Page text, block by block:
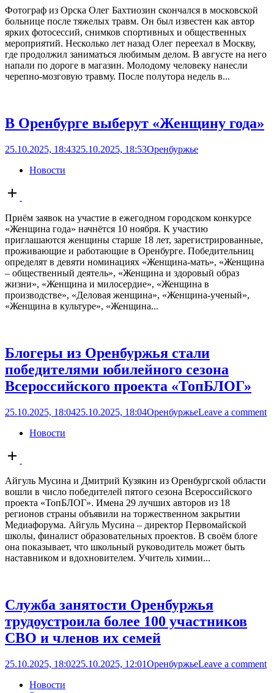
Фотограф из Орска Олег Бахтиозин скончался в московской
больнице после тяжелых травм. Он был известен как автор
ярких фотосессий, снимков спортивных и общественных
мероприятий. Несколько лет назад Олег переехал в Москву,
где продолжил заниматься любимым делом. В августе на него
напали по дороге в магазин. Молодому человеку нанесли
черепно-мозговую травму. После полутора недель в...
В Оренбурге выберут «Женщину года»
25.10.2025, 18:4325.10.2025, 18:53Оренбуржье
Новости
Open
post
Приём заявок на участие в ежегодном городском конкурсе
«Женщина года» начнётся 10 ноября. К участию
приглашаются женщины старше 18 лет, зарегистрированные,
проживающие и работающие в Оренбурге. Победительниц
определят в девяти номинациях «Женщина-мать», «Женщина
– общественный деятель», «Женщина и здоровый образ
жизни», «Женщина и милосердие», «Женщина в
производстве», «Деловая женщина», «Женщина-ученый»,
«Женщина в культуре», «Женщина...
Блогеры из Оренбуржья стали
победителями юбилейного сезона
Всероссийского проекта «ТопБЛОГ»
25.10.2025, 18:0425.10.2025, 18:04ОренбуржьеLeave a comment
Новости
Open
post
Айгуль Мусина и Дмитрий Кузякин из Оренбургской области
вошли в число победителей пятого сезона Всероссийского
проекта «ТопБЛОГ». Имена 29 лучших авторов из 18
регионов страны объявили на торжественном закрытии
Медиафорума. Айгуль Мусина – директор Первомайской
школы, финалист образовательных проектов. В своём блоге
она показывает, что школьный руководитель может быть
наставником и вдохновителем. Учитель химии...
Служба занятости Оренбуржья
трудоустроила более 100 участников
СВО и членов их семей
25.10.2025, 18:0225.10.2025, 12:01ОренбуржьеLeave a comment
Новости